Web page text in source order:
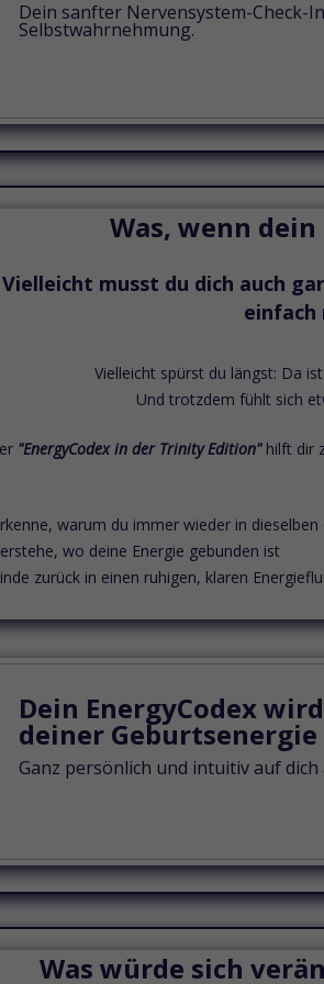
Dein sanfter Nervensystem-Check-
Selbstwahrnehmung.
Was, wenn
Vielleicht musst du dich auch
einfach
Vielleicht spürst du längst: Da
Und trotzdem fühlt sich
"EnergyCodex in der Trinity Edition"hilft dir
warum du immer wieder in
wo deine Energie gebunden ist
zurück in einen ruhigen, klaren
Dein EnergyCodex
deiner
Ganz persönlich und intuitiv auf
Was würde sich